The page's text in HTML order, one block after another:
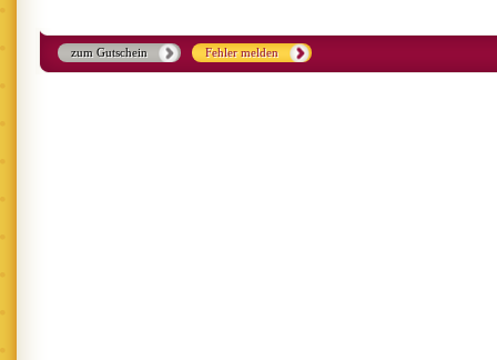
zum Gutschein Fehler melden